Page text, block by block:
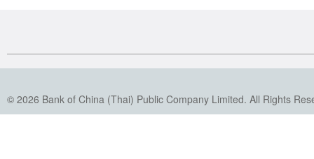
© 2026 Bank of China (Thai) Public Company Limited. All Rights